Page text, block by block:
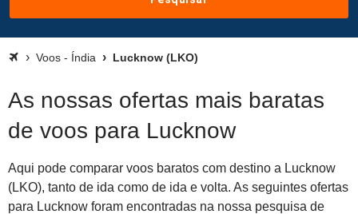
Voos - Índia Lucknow (LKO)
As nossas ofertas mais baratas
de voos para Lucknow
Aqui pode comparar voos baratos com destino a Lucknow
(LKO), tanto de ida como de ida e volta. As seguintes ofertas
para Lucknow foram encontradas na nossa pesquisa de